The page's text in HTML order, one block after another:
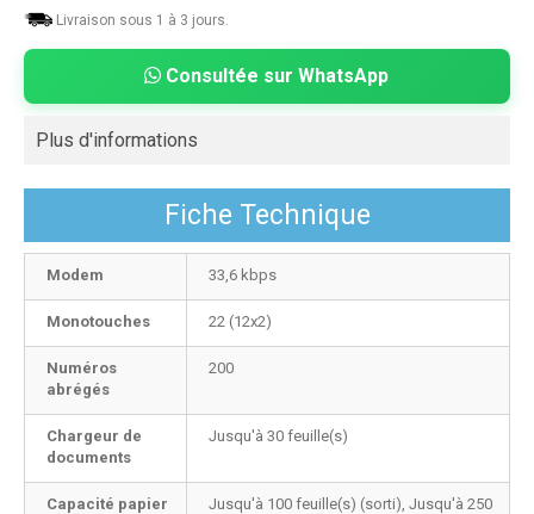
Livraison sous 1 à 3 jours.
Consultée sur WhatsApp
Plus d'informations
Fiche Technique
Modem 33,6 kbps
Monotouches 22 (12x2)
Numéros
abrégés
200
Chargeur de
documents
Jusqu'à 30 feuille(s)
Capacité papier
Jusqu'à 100 feuille(s) (sorti), Jusqu'à 250